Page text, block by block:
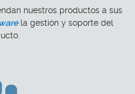
nuestros productos a sus
la gestión y soporte del